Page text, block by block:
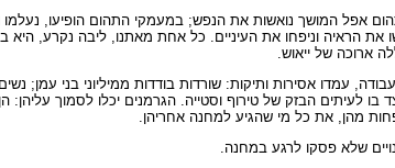
אפל המושך נואשות את הנפש; במעמקי התהום הופיעו,
את הראיה וניפחו את העיניים. כל אחת מאתנו, ליבה נקרע,
ארוכה של ייאוש.
עמדו אסירות ותיקות: שורדות בודדות ממיליוני בני עמן;
בו לעיתים הבזק של טירוף וסטייה. הגרמנים יכלו לסמוך
מהן, את כל מי שהגיע למחנה אחריהן.
שלא פסקו לרגע במחנה.